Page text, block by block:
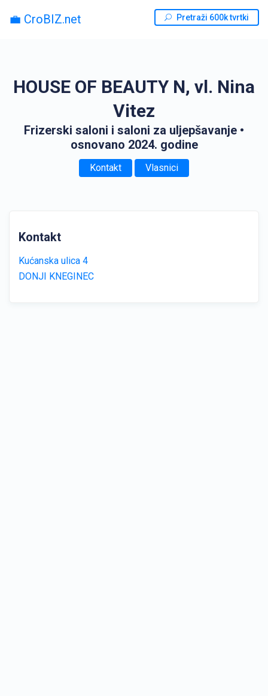
💼 CroBIZ.net Pretraži 600k tvrtki
HOUSE OF BEAUTY N, vl. Nina
Vitez
Frizerski saloni i saloni za uljepšavanje •
osnovano 2024. godine
Kontakt Vlasnici
Kontakt
Kućanska ulica 4
DONJI KNEGINEC